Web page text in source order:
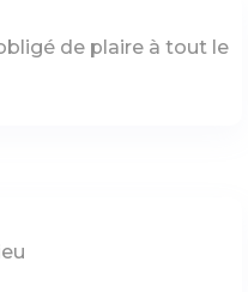
de plaire à tout le